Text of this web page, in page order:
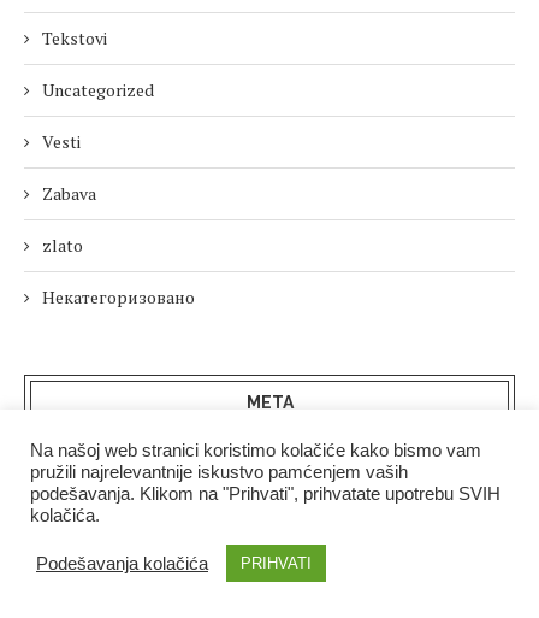
Tekstovi
Uncategorized
Vesti
Zabava
zlato
Некатегоризовано
МЕТА
Пријава
Довод уноса
Довод коментара
Na našoj web stranici koristimo kolačiće kako bismo vam
pružili najrelevantnije iskustvo pamćenjem vaših
podešavanja. Klikom na "Prihvati", prihvatate upotrebu SVIH
kolačića.
Podešavanja kolačića PRIHVATI